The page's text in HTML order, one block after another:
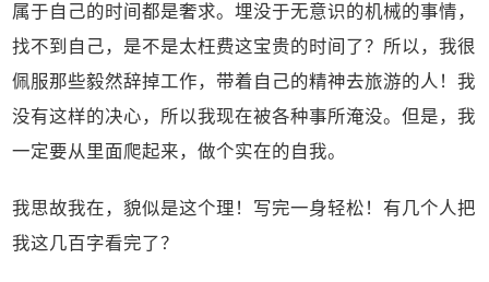
属于自己的时间都是奢求。埋没于无意识的机械的事情，
找不到自己，是不是太枉费这宝贵的时间了？所以，我很
佩服那些毅然辞掉工作，带着自己的精神去旅游的人！我
没有这样的决心，所以我现在被各种事所淹没。但是，我
一定要从里面爬起来，做个实在的自我。
我思故我在，貌似是这个理！写完一身轻松！有几个人把
我这几百字看完了？